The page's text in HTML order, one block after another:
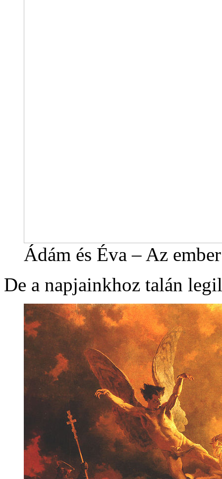
Ádám és Éva – Az
De a napjainkhoz talán